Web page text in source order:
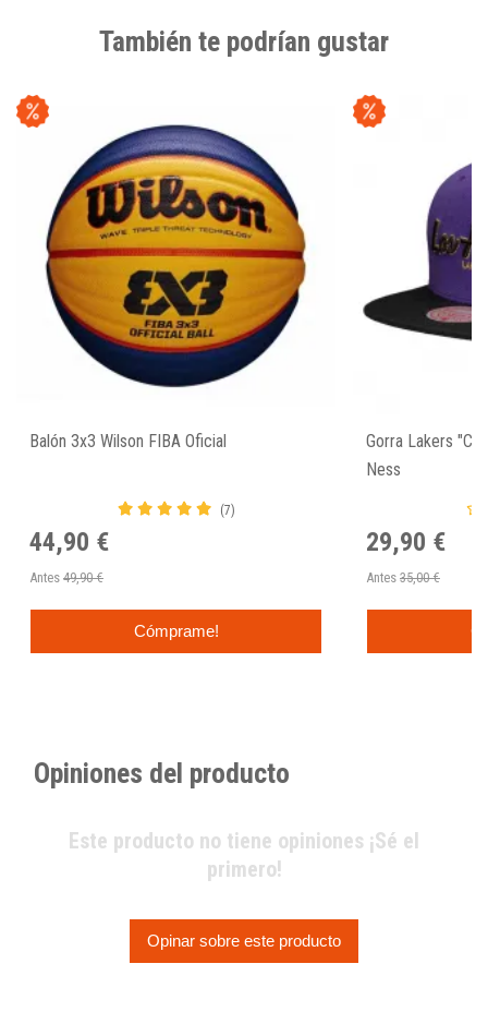
También te podrían gustar
Balón 3x3 Wilson FIBA Oficial
(7)
44,90 €
Antes 49,90 €
Cómprame!
Gorra Lakers
Ness
29,90 €
Antes 35,00 €
Opiniones del producto
Este producto no tiene opiniones ¡Sé el
primero!
Opinar sobre este producto